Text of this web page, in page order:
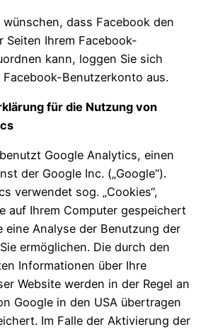
wünschen, dass Facebook den
Seiten Ihrem Facebook-
kann, loggen Sie sich
Benutzerkonto aus.
für die Nutzung von
Google Analytics, einen
der Google Inc. („Google“).
verwendet sog. „Cookies“,
auf Ihrem Computer gespeichert
eine Analyse der Benutzung der
ermöglichen. Die durch den
Informationen über Ihre
Website werden in der Regel an
Google in den USA übertragen
Im Falle der Aktivierung der